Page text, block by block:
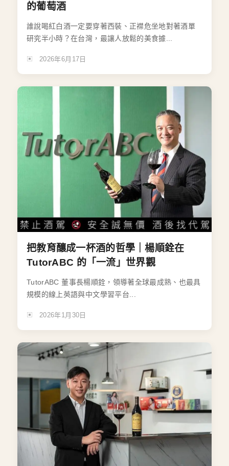
的葡萄酒
誰說喝紅白酒一定要穿著西裝、正襟危坐地對著酒單
研究半小時？在台灣，最讓人放鬆的美食據...
2026年6月17日
把教育釀成一杯酒的哲學｜楊順銓在
TutorABC 的「一流」世界觀
TutorABC 董事長楊順銓，領導著全球最成熟、也最具
規模的線上英語與中文學習平台...
2026年1月30日